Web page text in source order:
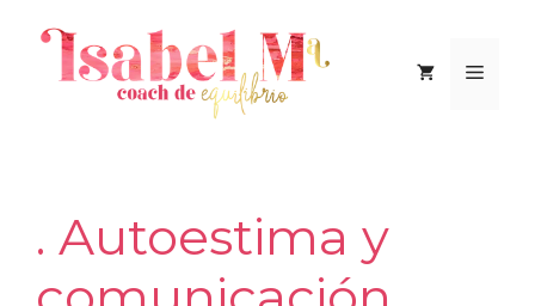
contenido
Menú
. Autoestima y